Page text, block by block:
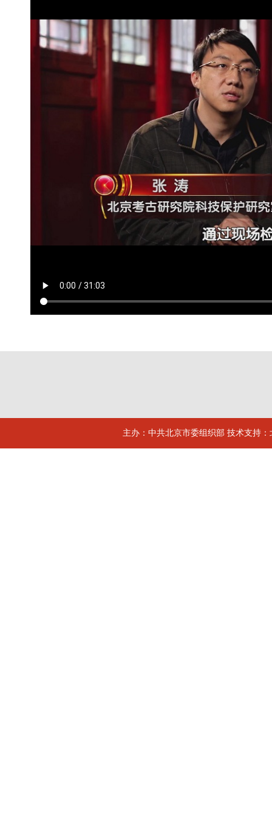
主办：中共北京市委组织部 技术支持